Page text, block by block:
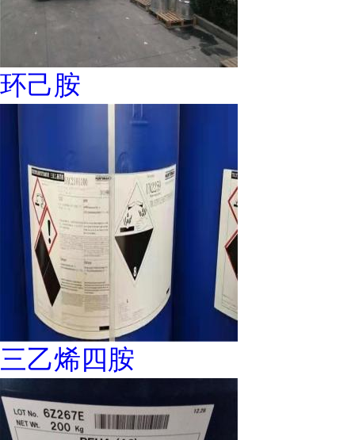
环己胺
三乙烯四胺